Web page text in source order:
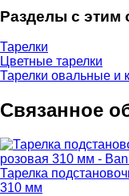
Разделы с этим
Тарелки
Цветные тарелки
Тарелки овальные и
Связанное
Тарелка
310 мм